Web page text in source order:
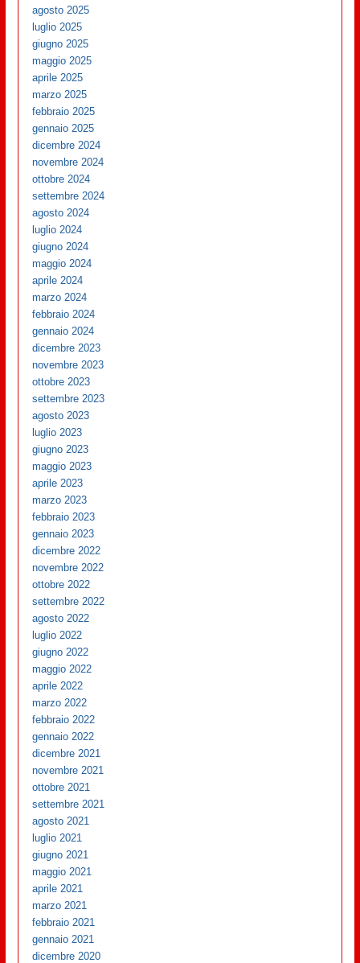
agosto 2025
luglio 2025
giugno 2025
maggio 2025
aprile 2025
marzo 2025
febbraio 2025
gennaio 2025
dicembre 2024
novembre 2024
ottobre 2024
settembre 2024
agosto 2024
luglio 2024
giugno 2024
maggio 2024
aprile 2024
marzo 2024
febbraio 2024
gennaio 2024
dicembre 2023
novembre 2023
ottobre 2023
settembre 2023
agosto 2023
luglio 2023
giugno 2023
maggio 2023
aprile 2023
marzo 2023
febbraio 2023
gennaio 2023
dicembre 2022
novembre 2022
ottobre 2022
settembre 2022
agosto 2022
luglio 2022
giugno 2022
maggio 2022
aprile 2022
marzo 2022
febbraio 2022
gennaio 2022
dicembre 2021
novembre 2021
ottobre 2021
settembre 2021
agosto 2021
luglio 2021
giugno 2021
maggio 2021
aprile 2021
marzo 2021
febbraio 2021
gennaio 2021
dicembre 2020